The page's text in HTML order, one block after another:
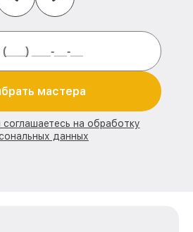
мастера
на обработку
данных